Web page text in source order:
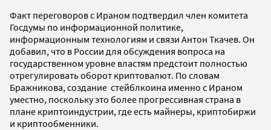
Факт переговоров с Ираном подтвердил член комитета
Госдумы по информационной политике,
информационным технологиям и связи Антон Ткачев. Он
добавил, что в России для обсуждения вопроса на
государственном уровне властям предстоит полностью
отрегулировать оборот криптовалют. По словам
Бражникова, создание стейблкоина именно с Ираном
уместно, поскольку это более прогрессивная страна в
плане криптоиндустрии, где есть майнеры, криптобиржи
и криптообменники.